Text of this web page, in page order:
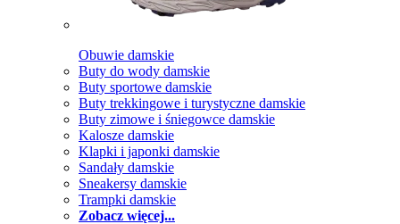
Obuwie damskie
Buty do wody damskie
Buty sportowe damskie
Buty trekkingowe i turystyczne damskie
Buty zimowe i śniegowce damskie
Kalosze damskie
Klapki i japonki damskie
Sandały damskie
Sneakersy damskie
Trampki damskie
Zobacz więcej...